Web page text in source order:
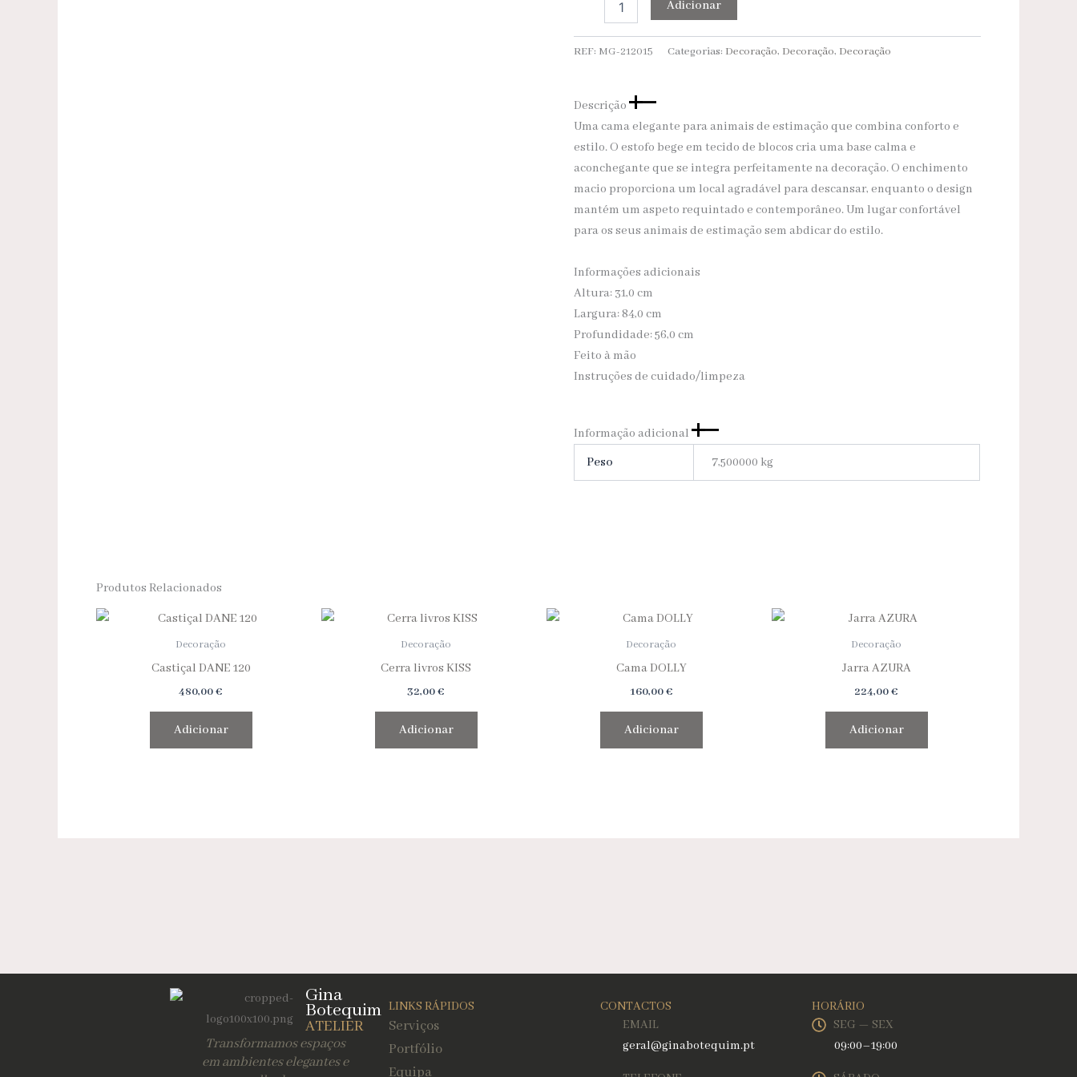
Adicionar
REF: MG-212015 Categorias: Decoração, Decoração, Decoração
Descrição
Uma cama elegante para animais de estimação que combina conforto e
estilo. O estofo bege em tecido de blocos cria uma base calma e
aconchegante que se integra perfeitamente na decoração. O enchimento
macio proporciona um local agradável para descansar, enquanto o design
mantém um aspeto requintado e contemporâneo. Um lugar confortável
para os seus animais de estimação sem abdicar do estilo.
Informações adicionais
Altura: 31,0 cm
Largura: 84,0 cm
Profundidade: 56,0 cm
Feito à mão
Instruções de cuidado/limpeza
Informação adicional
Peso
7,500000 kg
Produtos Relacionados
Decoração
Castiçal DANE 120
480,00€
Adicionar
Decoração
Cerra livros KISS
32,00€
Adicionar
Decoração
Cama DOLLY
160,00€
Adicionar
Decoração
Jarra AZURA
224,00€
Adicionar
Gina
Botequim
ATELIER
Transformamos espaços
em ambientes elegantes e
LINKS RÁPIDOS
Serviços
Portfólio
Equipa
CONTACTOS
EMAIL
geral@ginabotequim.pt
HORÁRIO
SEG — SEX
09:00–19:00